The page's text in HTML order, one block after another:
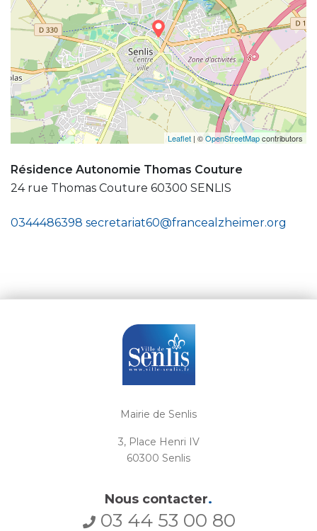
Leaflet | ©OpenStreetMapcontributors
Résidence Autonomie Thomas Couture
24 rue Thomas Couture 60300 SENLIS
0344486398 secretariat60@francealzheimer.org
Mairie de Senlis
3, Place Henri IV
60300 Senlis
Nous contacter.
03 44 53 00 80